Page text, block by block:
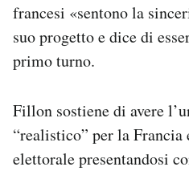
francesi «sentono la
suo progetto e dice di
primo turno.
Fillon sostiene di avere
“realistico” per la Francia
elettorale presentandosi